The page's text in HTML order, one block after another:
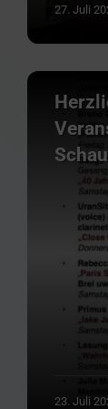
27. Juli
23. Juli